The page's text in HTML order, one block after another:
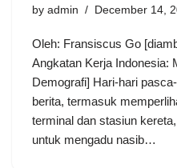
by admin December 14,
Oleh: Fransiscus Go
Angkatan Kerja Indonesia:
Demografi] Hari-hari
berita, termasuk
terminal dan stasiun
untuk mengadu nasib…